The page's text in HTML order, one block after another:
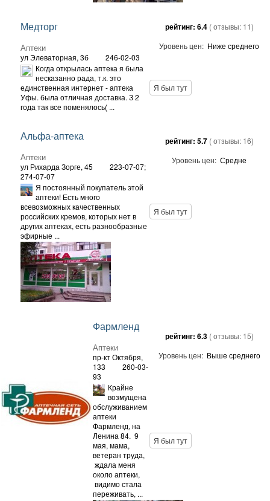
Медторг
Аптеки
ул Элеваторная, 3б 246-02-03
рейтинг: 6.4 ( отзывы: 11)
Уровень цен: Ниже среднего
Когда открылась аптека я была
несказанно рада, т.к. это
единственная интернет - аптека
Уфы. была отличная доставка. З 2
года так все поменялось( ...
Я был тут
Альфа-аптека
Аптеки
ул Рихарда Зорге, 45
223-07-07;
274-07-07
рейтинг: 5.7 ( отзывы: 16)
Уровень цен: Средне
Я постоянный покупатель этой
аптеки! Есть много
всевозможных качественных
российских кремов, которых нет в
других аптеках, есть разнообразные
эфирные ...
Я был тут
Фармленд
Аптеки
пр-кт Октября,
133
260-03-
93
рейтинг: 6.3 ( отзывы: 15)
Уровень цен: Выше среднего
Крайне
возмущена
обслуживанием
аптеки
Фармленд, на
Ленина 84. 9
мая, мама,
ветеран труда,
ждала меня
около аптеки,
видимо стала
переживать, ...
Я был тут